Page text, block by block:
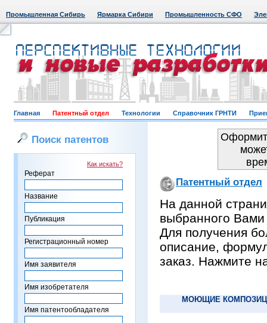
Промышленная Сибирь Ярмарка Сибири Промышленность СФО
Главная Патентный отдел Технологии Справочник ГРНТИ
Поиск патентов
Как искать?
Реферат
Название
Публикация
Регистрационный номер
Имя заявителя
Имя изобретателя
Имя патентообладателя
Патентный отдел
На данной
выбранного Вами
Для получения
описание,
заказ. Нажмите
МОЮЩИЕ